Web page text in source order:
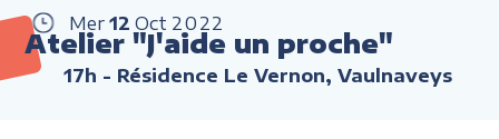
Mer 12 Oct 2022
Atelier "J'aide un proche"
17h - Résidence Le Vernon, Vaulnaveys